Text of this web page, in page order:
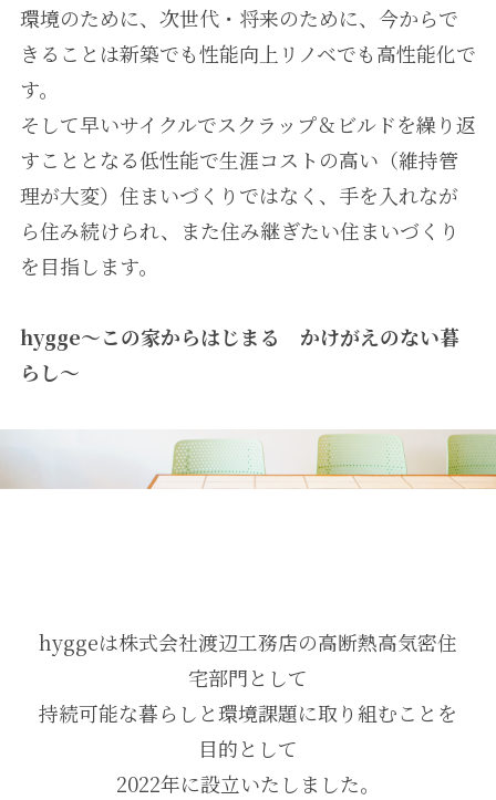
環境のために、次世代・将来のために、今からで
きることは新築でも性能向上リノベでも高性能化で
す。
そして早いサイクルでスクラップ＆ビルドを繰り返
すこととなる低性能で生涯コストの高い（維持管
理が大変）住まいづくりではなく、手を入れなが
ら住み続けられ、また住み継ぎたい住まいづくり
を目指します。
hygge～この家からはじまる かけがえのない暮
らし～
hyggeは株式会社渡辺工務店の高断熱高気密住
宅部門として
持続可能な暮らしと環境課題に取り組むことを
目的として
2022年に設立いたしました。